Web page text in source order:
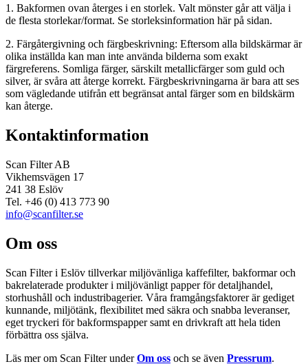
1. Bakformen ovan återges i en storlek. Valt mönster går att välja i
de flesta storlekar/format. Se storleksinformation här på sidan.
2. Färgåtergivning och färgbeskrivning: Eftersom alla bildskärmar är
olika inställda kan man inte använda bilderna som exakt
färgreferens. Somliga färger, särskilt metallicfärger som guld och
silver, är svåra att återge korrekt. Färgbeskrivningarna är bara att ses
som vägledande utifrån ett begränsat antal färger som en bildskärm
kan återge.
Kontaktinformation
Scan Filter AB
Vikhemsvägen 17
241 38 Eslöv
Tel. +46 (0) 413 773 90
info@scanfilter.se
Om oss
Scan Filter i Eslöv tillverkar miljövänliga kaffefilter, bakformar och
bakrelaterade produkter i miljövänligt papper för detaljhandel,
storhushåll och industribagerier. Våra framgångsfaktorer är gediget
kunnande, miljötänk, flexibilitet med säkra och snabba leveranser,
eget tryckeri för bakformspapper samt en drivkraft att hela tiden
förbättra oss själva.
Läs mer om Scan Filter underOm oss och se även Pressrum.